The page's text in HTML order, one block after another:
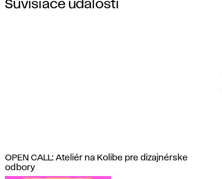
Súvisiace udalosti
OPEN CALL: Ateliér na Kolibe pre dizajnérske
odbory